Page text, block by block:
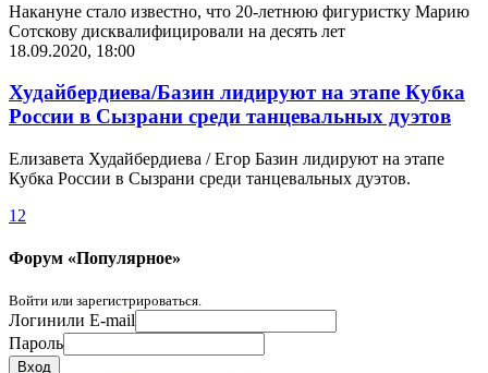
Накануне стало известно, что 20-летнюю фигуристку Марию
Сотскову дисквалифицировали на десять лет
18.09.2020, 18:00
Худайбердиева/Базин лидируют на этапе Кубка
России в Сызрани среди танцевальных дуэтов
Елизавета Худайбердиева / Егор Базин лидируют на этапе
Кубка России в Сызрани среди танцевальных дуэтов.
1 2
Форум «Популярное»
Войти или зарегистрироваться.
Логинили E-mail
Пароль